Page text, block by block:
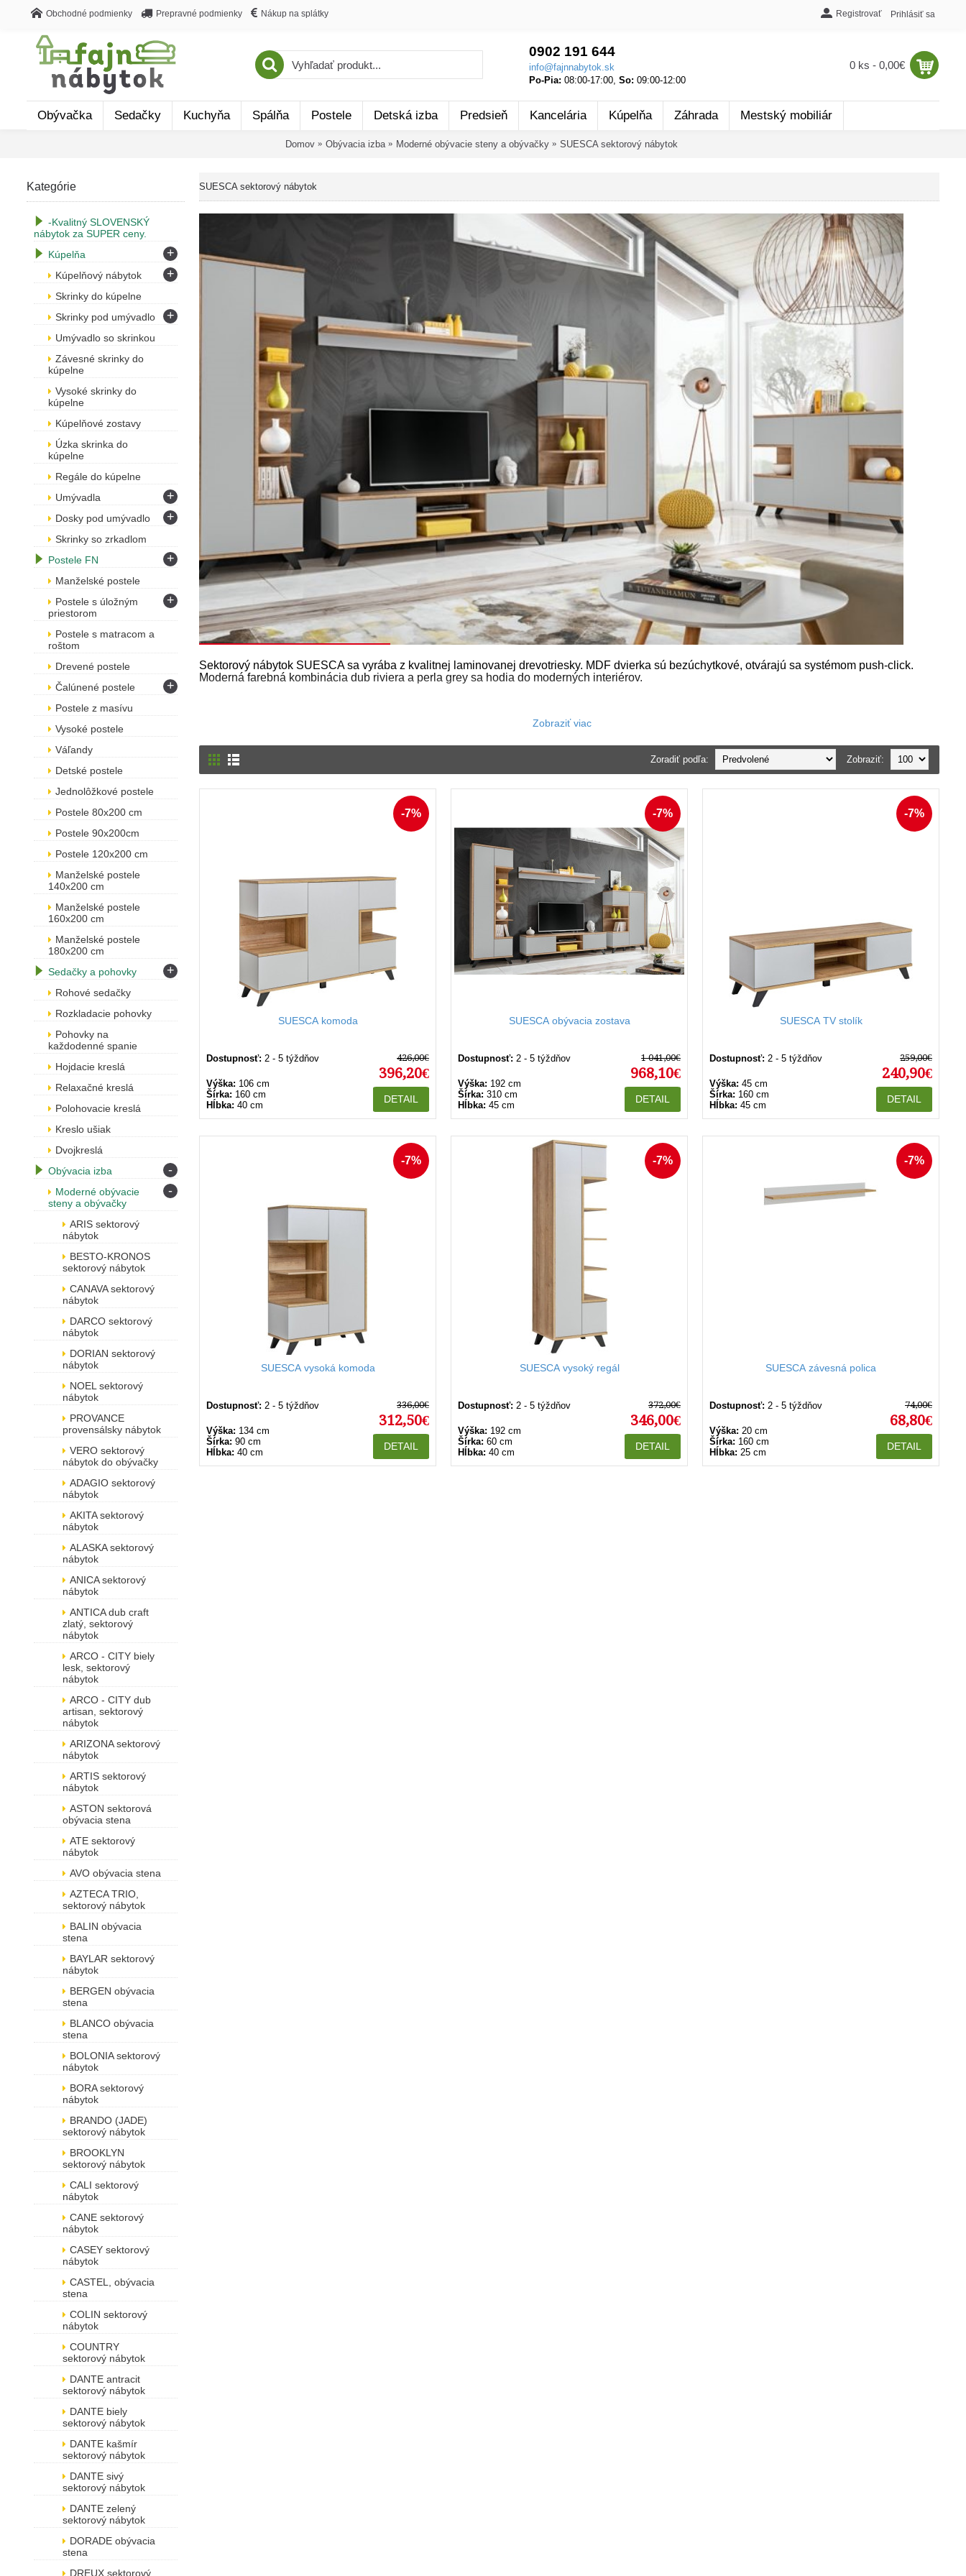
Obchodné podmienky Prepravné podmienky Nákup na splátky Registrovať Prihlásiť sa
0902 191 644
info@fajnnabytok.sk
Po-Pia: 08:00-17:00, So: 09:00-12:00
0 ks - 0,00€
Obývačka Sedačky Kuchyňa Spálňa Postele Detská izba Predsieň Kancelária Kúpelňa Záhrada Mestský mobiliár
Domov Obývacia izba Moderné obývacie steny a obývačky SUESCA sektorový nábytok
Kategórie
-Kvalitný SLOVENSKÝ
nábytok za SUPER ceny.
Kúpelňa
+
Kúpelňový nábytok +
Skrinky do kúpelne
Skrinky pod umývadlo
+
Umývadlo so skrinkou
Závesné skrinky do
kúpelne
Vysoké skrinky do
kúpelne
Kúpelňové zostavy
Úzka skrinka do
kúpelne
Regále do kúpelne
Umývadla
+
Dosky pod umývadlo +
Skrinky so zrkadlom
Postele FN
+
Manželské postele
Postele s úložným
priestorom
+
Postele s matracom a
roštom
Drevené postele
Čalúnené postele
+
Postele z masívu
Vysoké postele
Váľandy
Detské postele
Jednolôžkové postele
Postele 80x200 cm
Postele 90x200cm
Postele 120x200 cm
Manželské postele
140x200 cm
Manželské postele
160x200 cm
Manželské postele
180x200 cm
Sedačky a pohovky
+
Rohové sedačky
Rozkladacie pohovky
Pohovky na
každodenné spanie
Hojdacie kreslá
Relaxačné kreslá
Polohovacie kreslá
Kreslo ušiak
Dvojkreslá
Obývacia izba
-
Moderné obývacie
steny a obývačky
-
ARIS sektorový
nábytok
BESTO-KRONOS
sektorový nábytok
CANAVA sektorový
nábytok
DARCO sektorový
nábytok
DORIAN sektorový
nábytok
NOEL sektorový
nábytok
PROVANCE
provensálsky nábytok
VERO sektorový
nábytok do obývačky
ADAGIO sektorový
nábytok
AKITA sektorový
nábytok
ALASKA sektorový
nábytok
ANICA sektorový
nábytok
ANTICA dub craft
zlatý, sektorový
nábytok
ARCO - CITY biely
lesk, sektorový
nábytok
ARCO - CITY dub
artisan, sektorový
nábytok
ARIZONA sektorový
nábytok
ARTIS sektorový
nábytok
ASTON sektorová
obývacia stena
ATE sektorový
nábytok
AVO obývacia stena
AZTECA TRIO,
sektorový nábytok
BALIN obývacia
stena
BAYLAR sektorový
nábytok
BERGEN obývacia
stena
BLANCO obývacia
stena
BOLONIA sektorový
nábytok
BORA sektorový
nábytok
BRANDO (JADE)
sektorový nábytok
BROOKLYN
sektorový nábytok
CALI sektorový
nábytok
CANE sektorový
nábytok
CASEY sektorový
nábytok
CASTEL, obývacia
stena
COLIN sektorový
nábytok
COUNTRY
sektorový nábytok
DANTE antracit
sektorový nábytok
DANTE biely
sektorový nábytok
DANTE kašmír
sektorový nábytok
DANTE sivý
sektorový nábytok
DANTE zelený
sektorový nábytok
DORADE obývacia
stena
DREUX sektorový
SUESCA sektorový nábytok
Sektorový nábytok SUESCA sa vyrába z kvalitnej laminovanej drevotriesky. MDF dvierka sú bezúchytkové, otvárajú sa systémom push-click.
Moderná farebná kombinácia dub riviera a perla grey sa hodia do moderných interiérov.
Zobraziť:
Zoradiť podľa:
-7%
SUESCA komoda
Dostupnosť: 2 - 5 týždňov
Výška: 106 cm
Šírka: 160 cm
Hĺbka: 40 cm
426,00€
396,20€
DETAIL
-7%
SUESCA obývacia zostava
Dostupnosť: 2 - 5 týždňov
Výška: 192 cm
Šírka: 310 cm
Hĺbka: 45 cm
1 041,00€
968,10€
DETAIL
-7%
SUESCA TV stolík
Dostupnosť: 2 - 5 týždňov
Výška: 45 cm
Šírka: 160 cm
Hĺbka: 45 cm
259,00€
240,90€
DETAIL
-7%
SUESCA vysoká komoda
Dostupnosť: 2 - 5 týždňov
Výška: 134 cm
Šírka: 90 cm
Hĺbka: 40 cm
336,00€
312,50€
DETAIL
-7%
SUESCA vysoký regál
Dostupnosť: 2 - 5 týždňov
Výška: 192 cm
Šírka: 60 cm
Hĺbka: 40 cm
372,00€
346,00€
DETAIL
-7%
SUESCA závesná polica
Dostupnosť: 2 - 5 týždňov
Výška: 20 cm
Šírka: 160 cm
Hĺbka: 25 cm
74,00€
68,80€
DETAIL